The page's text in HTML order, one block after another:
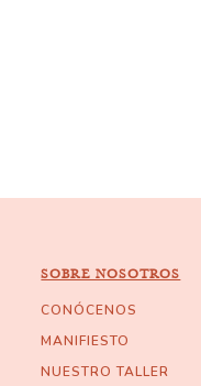
SOBRE NOSOTROS
CONÓCENOS
MANIFIESTO
NUESTRO TALLER